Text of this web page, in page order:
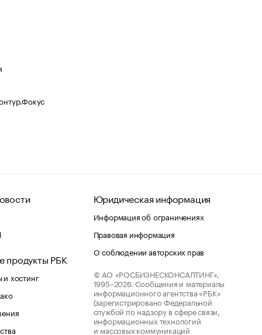
продукты РБК
хостинг
Юридическая информация
Информация об ограничениях
Правовая информация
О соблюдении авторских прав
© АО «РОСБИЗНЕСКОНСАЛТИНГ»,
1995–2026. Сообщения и материалы
информационного агентства «РБК»
(зарегистрировано Федеральной
службой по надзору в сфере связи,
информационных технологий
и массовых коммуникаций